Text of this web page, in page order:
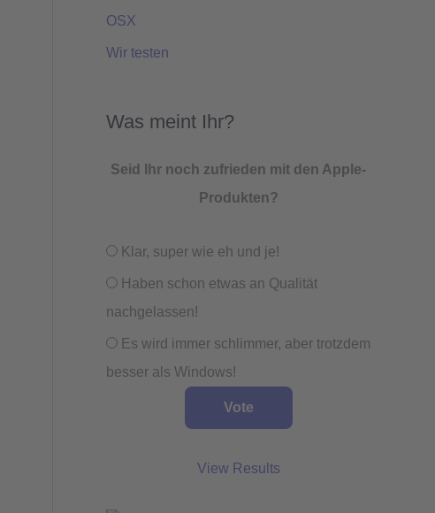
OSX
Wir testen
Was meint Ihr?
Seid Ihr noch zufrieden mit den Apple-
Produkten?
Klar, super wie eh und je!
Haben schon etwas an Qualität
nachgelassen!
Es wird immer schlimmer, aber trotzdem
besser als Windows!
View Results